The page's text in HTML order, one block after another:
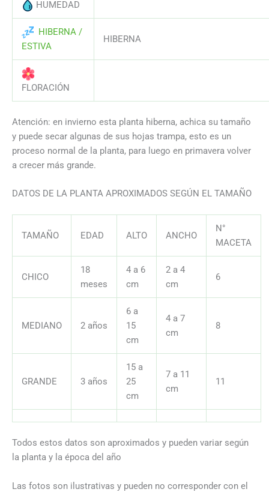
HUMEDAD
HIBERNA /
ESTIVA
HIBERNA
FLORACIÓN
Atención: en invierno esta planta hiberna, achica su tamaño
y puede secar algunas de sus hojas trampa, esto es un
proceso normal de la planta, para luego en primavera volver
a crecer más grande.
DATOS DE LA PLANTA APROXIMADOS SEGÚN EL TAMAÑO
TAMAÑO EDAD ALTO ANCHO
N°
MACETA
CHICO
18
meses
4 a 6
cm
2 a 4
cm
6
MEDIANO 2 años
6 a
15
cm
4 a 7
cm
8
GRANDE 3 años
15 a
25
cm
7 a 11
cm
11
Todos estos datos son aproximados y pueden variar según
la planta y la época del año
Las fotos son ilustrativas y pueden no corresponder con el